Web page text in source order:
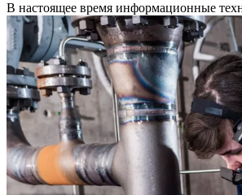
В настоящее время информационные